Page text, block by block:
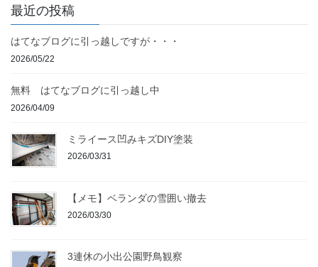
最近の投稿
はてなブログに引っ越しですが・・・
2026/05/22
無料 はてなブログに引っ越し中
2026/04/09
ミライース凹みキズDIY塗装
2026/03/31
【メモ】ベランダの雪囲い撤去
2026/03/30
3連休の小出公園野鳥観察